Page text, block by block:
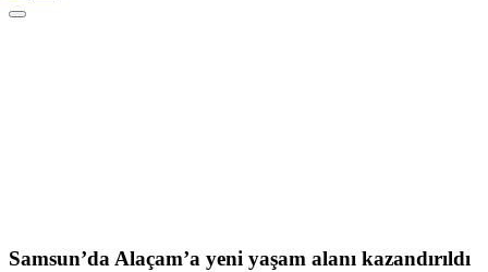
Samsun’da Alaçam’a yeni yaşam alanı kazandırıldı